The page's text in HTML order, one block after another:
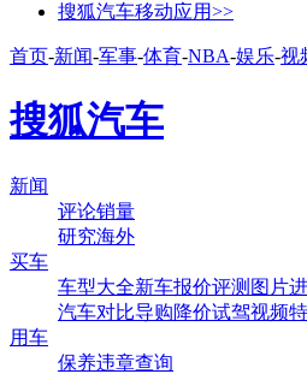
搜狐汽车移动应用>>
首页-新闻-军事-体育-NBA-娱乐-视
搜狐汽车
新闻
评论销量
研究海外
买车
车型大全新车报价评测 图片
汽车对比导购降价试驾视频
用车
保养违章查询